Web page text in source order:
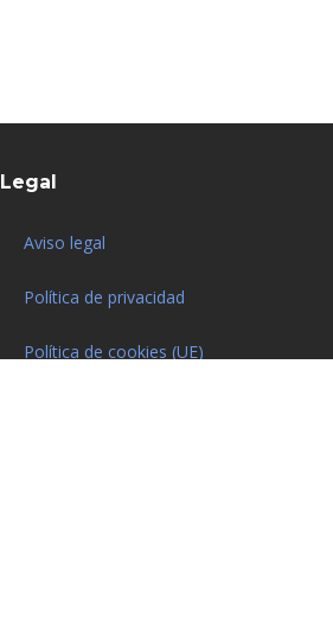
Legal
Aviso legal
Política de privacidad
Política de cookies (UE)